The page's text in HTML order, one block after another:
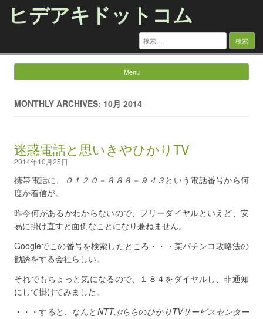
ヒデアキドットコム
検
索:
Menu
MONTHLY ARCHIVES: 10月 2014
迷惑電話と思いきやひかりTV
2014年10月25日
携帯電話に、 ０１２０－８８８－９４３ という電話番号から何
度か着信が。
昨今何があるかわからないので、フリーダイヤルといえど、安
易に掛け直すと面倒なことになり兼ねません。
Googleでこの番号を検索したところ・・・某パチンコ攻略法の
勧誘をする会社らしい。
それでもちょっと気になるので、１８４をダイヤルし、非通知
にして掛けてみました。
・・・すると、なんと NTTぷららのひかりTVサービスセンター